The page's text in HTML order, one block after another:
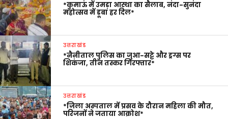
*कुमाऊं में उमड़ा आस्था का सैलाब, नंदा-सुनंदा
महोत्सव में डूबा हर दिल*
उत्तराखंड
*नैनीताल पुलिस का जुआ-सट्टे और ड्रग्स पर
शिकंजा, तीन तस्कर गिरफ्तार*
उत्तराखंड
*जिला अस्पताल में प्रसव के दौरान महिला की मौत,
परिजनों ने जताया आक्रोश*